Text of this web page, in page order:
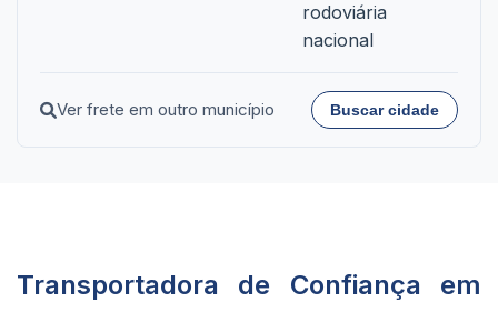
rodoviária
nacional
Ver frete em outro município Buscar cidade
Transportadora de Confiança em